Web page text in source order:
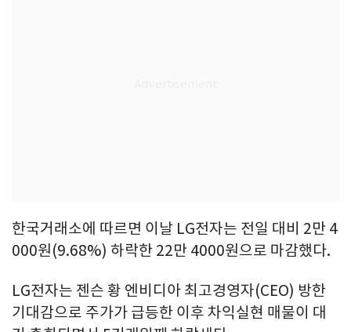
한국거래소에 따르면 이날 LG전자는 전일 대비 2만 4
000원(9.68%) 하락한 22만 4000원으로 마감했다.
LG전자는 젠슨 황 엔비디아 최고경영자(CEO) 방한
기대감으로 주가가 급등한 이후 차익실현 매물이 대